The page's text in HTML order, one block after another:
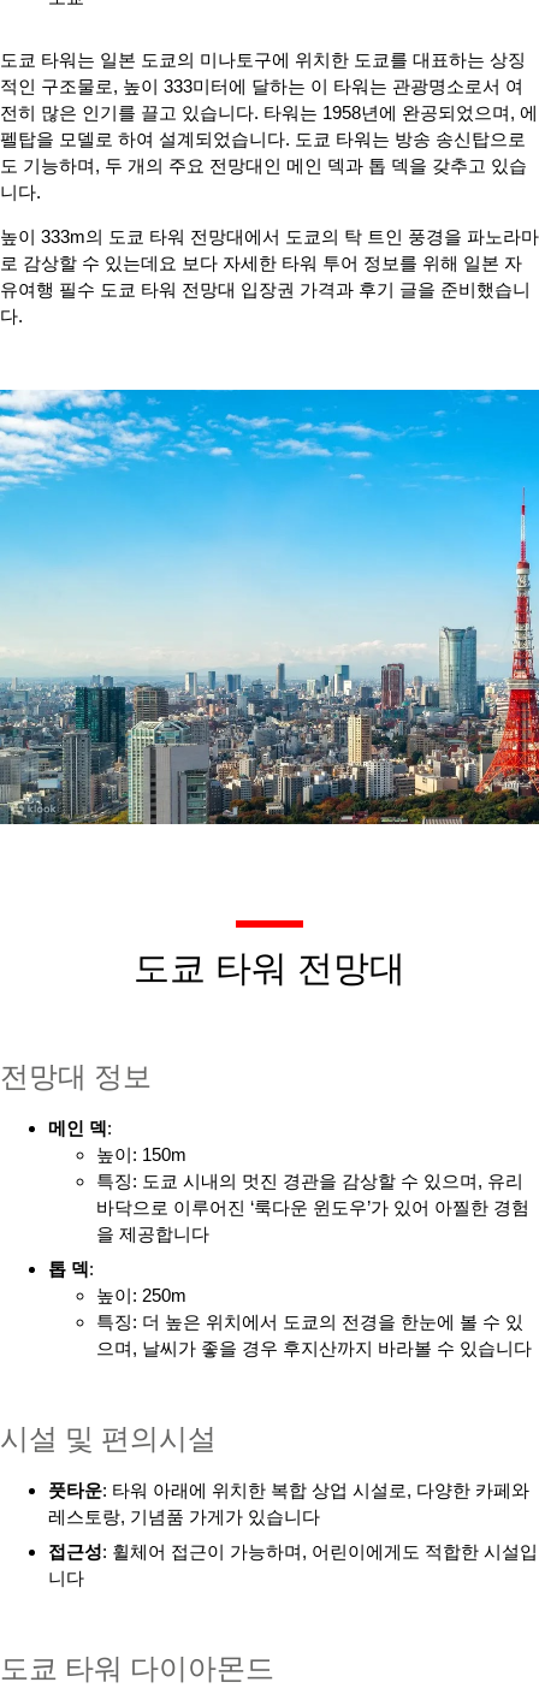
도쿄 타워는 일본 도쿄의 미나토구에 위치한 도쿄를 대표하는 상징
적인 구조물로, 높이 333미터에 달하는 이 타워는 관광명소로서 여
전히 많은 인기를 끌고 있습니다. 타워는 1958년에 완공되었으며, 에
펠탑을 모델로 하여 설계되었습니다. 도쿄 타워는 방송 송신탑으로
도 기능하며, 두 개의 주요 전망대인 메인 덱과 톱 덱을 갖추고 있습
니다.
높이 333m의 도쿄 타워 전망대에서 도쿄의 탁 트인 풍경을 파노라마
로 감상할 수 있는데요 보다 자세한 타워 투어 정보를 위해 일본 자
유여행 필수 도쿄 타워 전망대 입장권 가격과 후기 글을 준비했습니
다.
도쿄 타워 전망대
전망대 정보
메인 덱 :
높이: 150m
특징: 도쿄 시내의 멋진 경관을 감상할 수 있으며, 유리
바닥으로 이루어진 ‘룩다운 윈도우’가 있어 아찔한 경험
을 제공합니다
톱 덱 :
높이: 250m
특징: 더 높은 위치에서 도쿄의 전경을 한눈에 볼 수 있
으며, 날씨가 좋을 경우 후지산까지 바라볼 수 있습니다
시설 및 편의시설
풋타운: 타워 아래에 위치한 복합 상업 시설로, 다양한 카페와
레스토랑, 기념품 가게가 있습니다
접근성: 휠체어 접근이 가능하며, 어린이에게도 적합한 시설입
니다
도쿄 타워 다이아몬드